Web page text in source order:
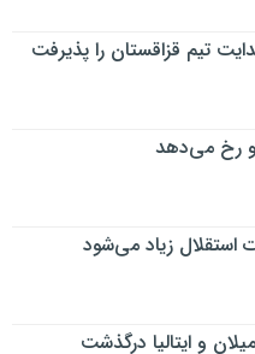
تیم قزاقستان را پذیرفت
رخ می‌دهد
استقلال زیاد می‌شود
و ایتالیا درگذشت